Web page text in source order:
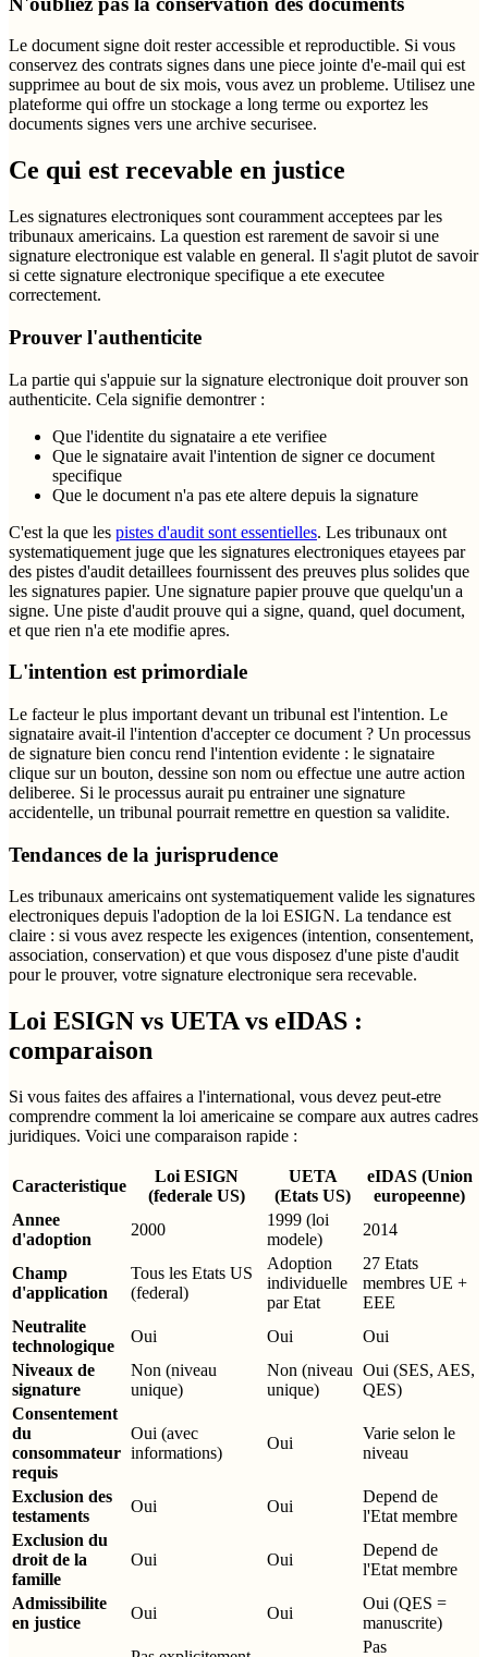
Le document signe doit rester accessible et reproductible. Si vous
conservez des contrats signes dans une piece jointe d'e-mail qui est
supprimee au bout de six mois, vous avez un probleme. Utilisez une
plateforme qui offre un stockage a long terme ou exportez les
documents signes vers une archive securisee.
Ce qui est recevable en justice
Les signatures electroniques sont couramment acceptees par les
tribunaux americains. La question est rarement de savoir si une
signature electronique est valable en general. Il s'agit plutot de savoir
si cette signature electronique specifique a ete executee
correctement.
Prouver l'authenticite
La partie qui s'appuie sur la signature electronique doit prouver son
authenticite. Cela signifie demontrer :
Que l'identite du signataire a ete verifiee
Que le signataire avait l'intention de signer ce document
specifique
Que le document n'a pas ete altere depuis la signature
C'est la que les pistes d'audit sont essentielles. Les tribunaux ont
systematiquement juge que les signatures electroniques etayees par
des pistes d'audit detaillees fournissent des preuves plus solides que
les signatures papier. Une signature papier prouve que quelqu'un a
signe. Une piste d'audit prouve qui a signe, quand, quel document,
et que rien n'a ete modifie apres.
L'intention est primordiale
Le facteur le plus important devant un tribunal est l'intention. Le
signataire avait-il l'intention d'accepter ce document ? Un processus
de signature bien concu rend l'intention evidente : le signataire
clique sur un bouton, dessine son nom ou effectue une autre action
deliberee. Si le processus aurait pu entrainer une signature
accidentelle, un tribunal pourrait remettre en question sa validite.
Tendances de la jurisprudence
Les tribunaux americains ont systematiquement valide les signatures
electroniques depuis l'adoption de la loi ESIGN. La tendance est
claire : si vous avez respecte les exigences (intention, consentement,
association, conservation) et que vous disposez d'une piste d'audit
pour le prouver, votre signature electronique sera recevable.
Loi ESIGN vs UETA vs eIDAS :
comparaison
Si vous faites des affaires a l'international, vous devez peut-etre
comprendre comment la loi americaine se compare aux autres cadres
juridiques. Voici une comparaison rapide :
Caracteristique
Loi ESIGN
(federale US)
UETA
(Etats US)
eIDAS (Union
europeenne)
Annee
d'adoption
2000
1999 (loi
modele)
2014
Champ
d'application
Tous les Etats US
(federal)
Adoption
individuelle
par Etat
27 Etats
membres UE +
EEE
Neutralite
technologique
Oui Oui
Oui
Niveaux de
signature
Non (niveau
unique)
Non (niveau
unique)
Oui (SES, AES,
QES)
Consentement
du
consommateur
requis
Oui (avec
informations)
Oui
Varie selon le
niveau
Exclusion des
testaments
Oui Oui
Depend de
l'Etat membre
Exclusion du
droit de la
famille
Oui Oui
Depend de
l'Etat membre
Admissibilite
en justice
Oui Oui
Oui (QES =
manuscrite)
Pas